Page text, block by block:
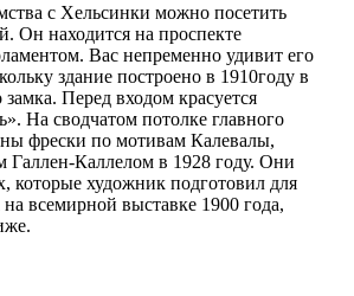
с Хельсинки можно посетить
Он находится на проспекте
Вас непременно удивит его
здание построено в 1910году в
замка. Перед входом красуется
На сводчатом потолке главного
фрески по мотивам Калевалы,
Галлен-Каллелом в 1928 году. Они
которые художник подготовил для
всемирной выставке 1900 года,